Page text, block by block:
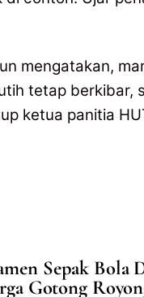
mengatakan,
tetap berkibar,
ketua panitia
Sepak Bola
Gotong